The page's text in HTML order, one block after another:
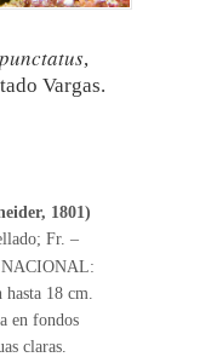
,
Vargas.
1801)
Fr. –
NACIONAL:
18 cm.
en fondos
claras.